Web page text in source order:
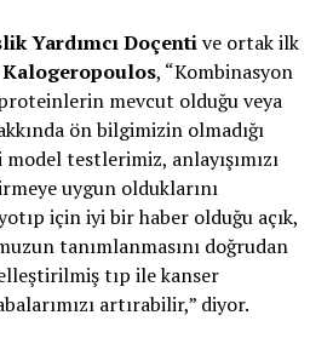
Yardımcı Doçentive ortak ilk
, “Kombinasyon
mevcut olduğu veya
ön bilgimizin olmadığı
testlerimiz, anlayışımızı
uygun olduklarını
için iyi bir haber olduğu açık,
tanımlanmasını doğrudan
tıp ile kanser
artırabilir,” diyor.